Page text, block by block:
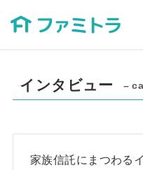
インタビュー –
家族信託にまつわる